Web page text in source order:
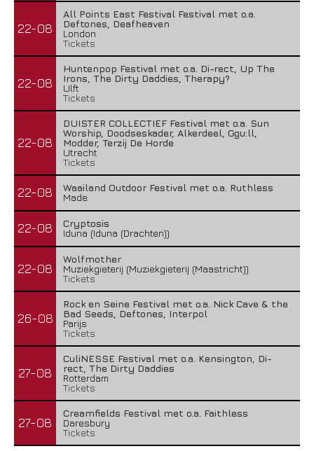
22-08
All Points East Festival Festival met o.a.
Deftones, Deafheaven
London
Tickets
22-08
Huntenpop Festival met o.a. Di-rect, Up The
Irons, The Dirty Daddies, Therapy?
Ulft
Tickets
22-08
DUISTER COLLECTIEF Festival met o.a. Sun
Worship, Doodseskader, Alkerdeel, Ggu:ll,
Modder, Terzij De Horde
Utrecht
Tickets
22-08
Waailand Outdoor Festival met o.a. Ruthless
Made
22-08
Cryptosis
Iduna (Iduna (Drachten))
22-08
Wolfmother
Muziekgieterij (Muziekgieterij (Maastricht))
Tickets
26-08
Rock en Seine Festival met o.a. Nick Cave & the
Bad Seeds, Deftones, Interpol
Parijs
Tickets
27-08
CuliNESSE Festival met o.a. Kensington, Di-
rect, The Dirty Daddies
Rotterdam
Tickets
27-08
Creamfields Festival met o.a. Faithless
Daresbury
Tickets